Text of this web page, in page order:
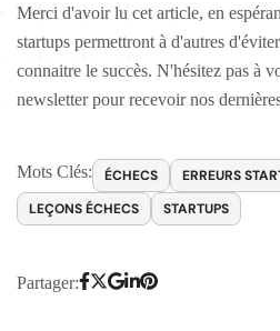
Merci d'avoir lu cet article, en
startups permettront à d'autres
connaitre le succès. N'hésitez pas à
newsletter pour recevoir nos
Mots Clés: ÉCHECS ERREURS
LEÇONS ÉCHECS
STARTUPS
Partager: